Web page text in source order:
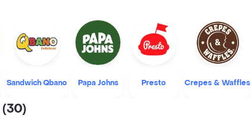
Sandwich Qbano Papa Johns Presto Crepes & Waffles
(30)